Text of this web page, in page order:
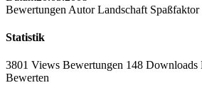
Bewertungen Autor Landschaft Spaßfaktor
Statistik
3801 Views Bewertungen 148 Downloads
Bewerten